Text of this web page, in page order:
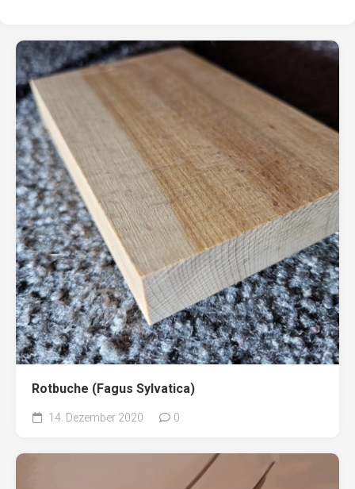
Rotbuche (Fagus Sylvatica)
14. Dezember 2020 0